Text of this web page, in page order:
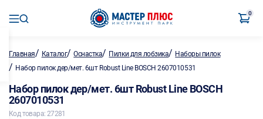
0
Главная/ Каталог/Оснастка/ Пилки для лобзика/ Наборы пилок
/ Набор пилок дер/мет. 6шт Robust Line BOSCH 2607010531
Набор пилок дер/мет. 6шт Robust Line BOSCH
2607010531
Код товара: 27281